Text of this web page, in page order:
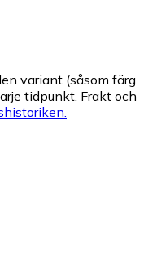
variant (såsom färg
tidpunkt. Frakt och